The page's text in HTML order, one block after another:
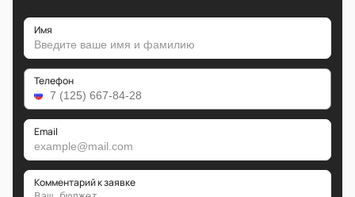
Имя
Телефон
Email
Комментарий к заявке